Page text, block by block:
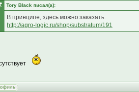
Tory Black писал(а):
В принципе, здесь можно заказать:
http://agro-logic.ru/shop/substratum/191